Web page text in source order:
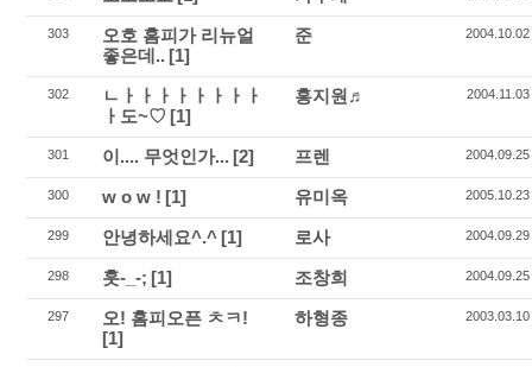
303
오호 홈피가 리뉴얼
좋은데.. [1]
준 2004.10.02
302
ㄴㅏㅏㅏㅏㅏㅏㅏㅏ
ㅏ도~♡ [1]
홍지원♬ 2004.11.03
301 이.... 무엇인가... [2] 프렌 2004.09.25
300 w o w ! [1] 유미옥 2005.10.23
299 안녕하세요^.^ [1] 로사 2004.09.29
298 훗-_-; [1] 조창희 2004.09.25
297
오! 홈피오픈 ㅊㅋ!
[1]
하형종 2003.03.10